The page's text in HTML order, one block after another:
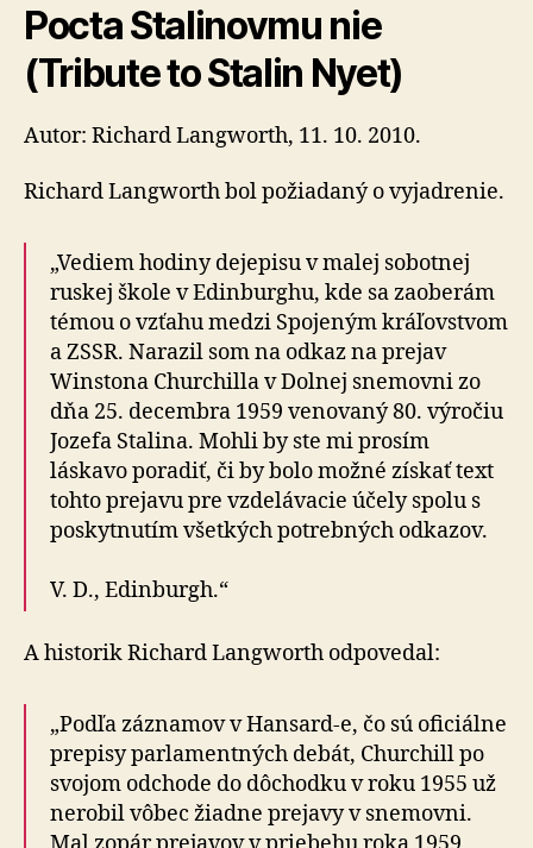
Pocta Stalinovmu nie
(Tribute to Stalin Nyet)
Autor: Richard Langworth, 11. 10. 2010.
Richard Langworth bol požiadaný o vyjadrenie.
„Vediem hodiny dejepisu v malej sobotnej
ruskej škole v Edinburghu, kde sa zaoberám
témou o vzťahu medzi Spojeným kráľovstvom
a ZSSR. Narazil som na odkaz na prejav
Winstona Churchilla v Dolnej snemovni zo
dňa 25. decembra 1959 venovaný 80. výročiu
Jozefa Stalina. Mohli by ste mi prosím
láskavo poradiť, či by bolo možné získať text
tohto prejavu pre vzdelávacie účely spolu s
poskytnutím všetkých potrebných odkazov.
V. D., Edinburgh.“
A historik Richard Langworth odpovedal:
„Podľa záznamov v Hansard-e, čo sú oficiálne
prepisy parlamentných debát, Churchill po
svojom odchode do dôchodku v roku 1955 už
nerobil vôbec žiadne prejavy v snemovni.